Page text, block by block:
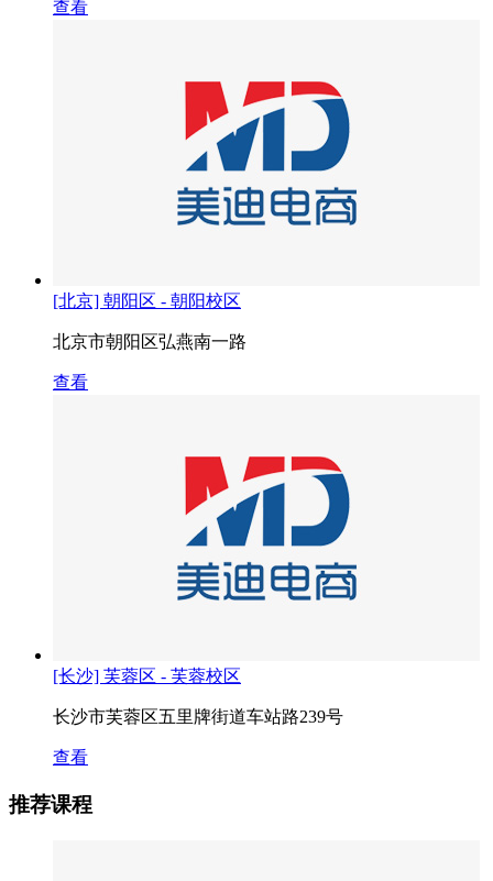
查看
[北京] 朝阳区 - 朝阳校区
北京市朝阳区弘燕南一路
查看
[长沙] 芙蓉区 - 芙蓉校区
长沙市芙蓉区五里牌街道车站路239号
查看
推荐课程